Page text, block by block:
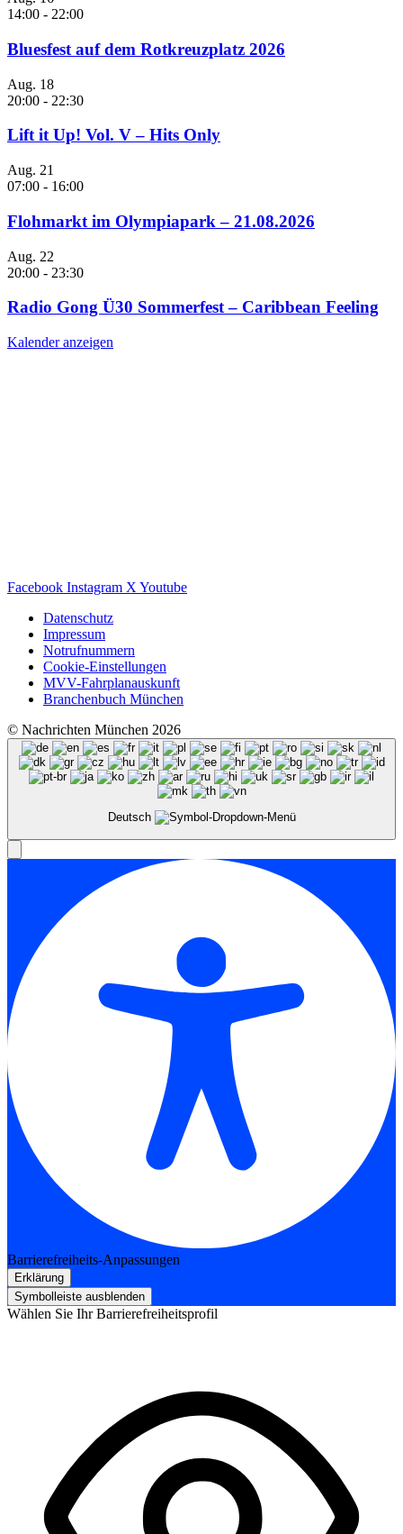
14:00 - 22:00
Bluesfest auf dem Rotkreuzplatz 2026
Aug. 18
20:00 - 22:30
Lift it Up! Vol. V – Hits Only
Aug. 21
07:00 - 16:00
Flohmarkt im Olympiapark – 21.08.2026
Aug. 22
20:00 - 23:30
Radio Gong Ü30 Sommerfest – Caribbean Feeling
Kalender anzeigen
Facebook Instagram X Youtube
Datenschutz
Impressum
Notrufnummern
Cookie-Einstellungen
MVV-Fahrplanauskunft
Branchenbuch München
© Nachrichten München 2026
Deutsch
Barrierefreiheits-Anpassungen
Erklärung
Symbolleiste ausblenden
Wählen Sie Ihr Barrierefreiheitsprofil